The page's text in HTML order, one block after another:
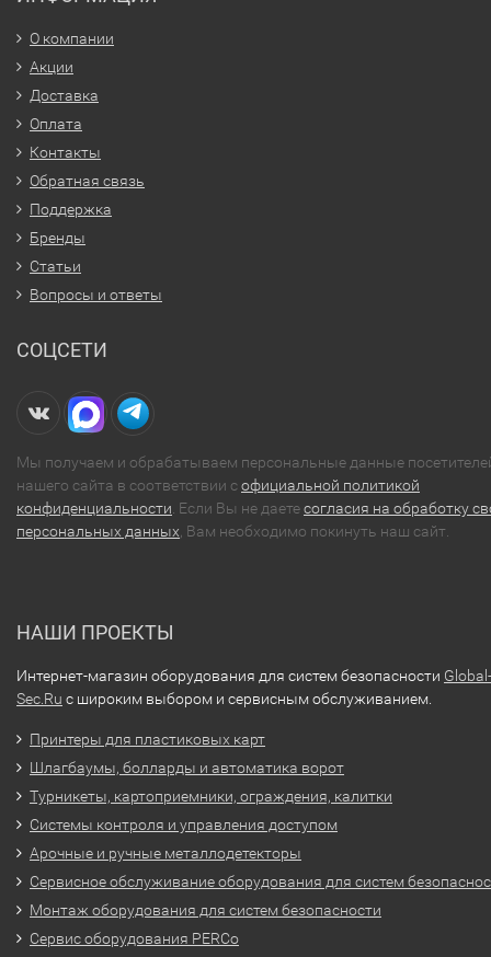
О компании
Акции
Доставка
Оплата
Контакты
Обратная связь
Поддержка
Бренды
Статьи
Вопросы и ответы
СОЦСЕТИ
Мы получаем и обрабатываем персональные данные
нашего сайта в соответствии софициальной политикой
конфиденциальности . Если Вы не даетесогласия на обработку
персональных данных , Вам необходимо покинуть наш сайт.
НАШИ ПРОЕКТЫ
Интернет-магазин оборудования для систем безопасности Global-
Sec.Ru с широким выбором и сервисным обслуживанием.
Принтеры для пластиковых карт
Шлагбаумы, болларды и автоматика ворот
Турникеты, картоприемники, ограждения, калитки
Системы контроля и управления доступом
Арочные и ручные металлодетекторы
Сервисное обслуживание оборудования для систем
Монтаж оборудования для систем безопасности
Сервис оборудования PERCo